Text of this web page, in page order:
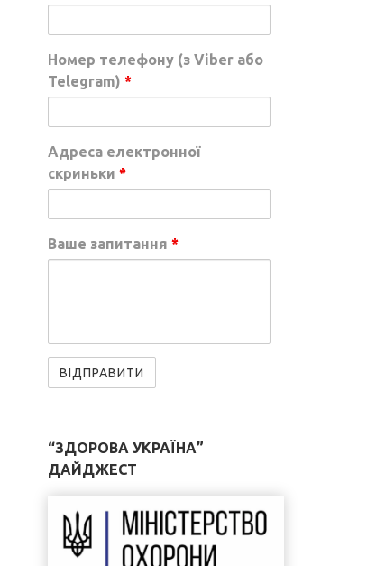
Номер телефону (з Viber або
Telegram) *
Адреса електронної
скриньки *
Ваше запитання *
“ЗДОРОВА УКРАЇНА”
ДАЙДЖЕСТ